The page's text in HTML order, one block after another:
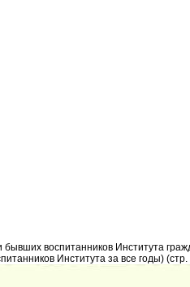
воспитанников Института
Института за все годы)